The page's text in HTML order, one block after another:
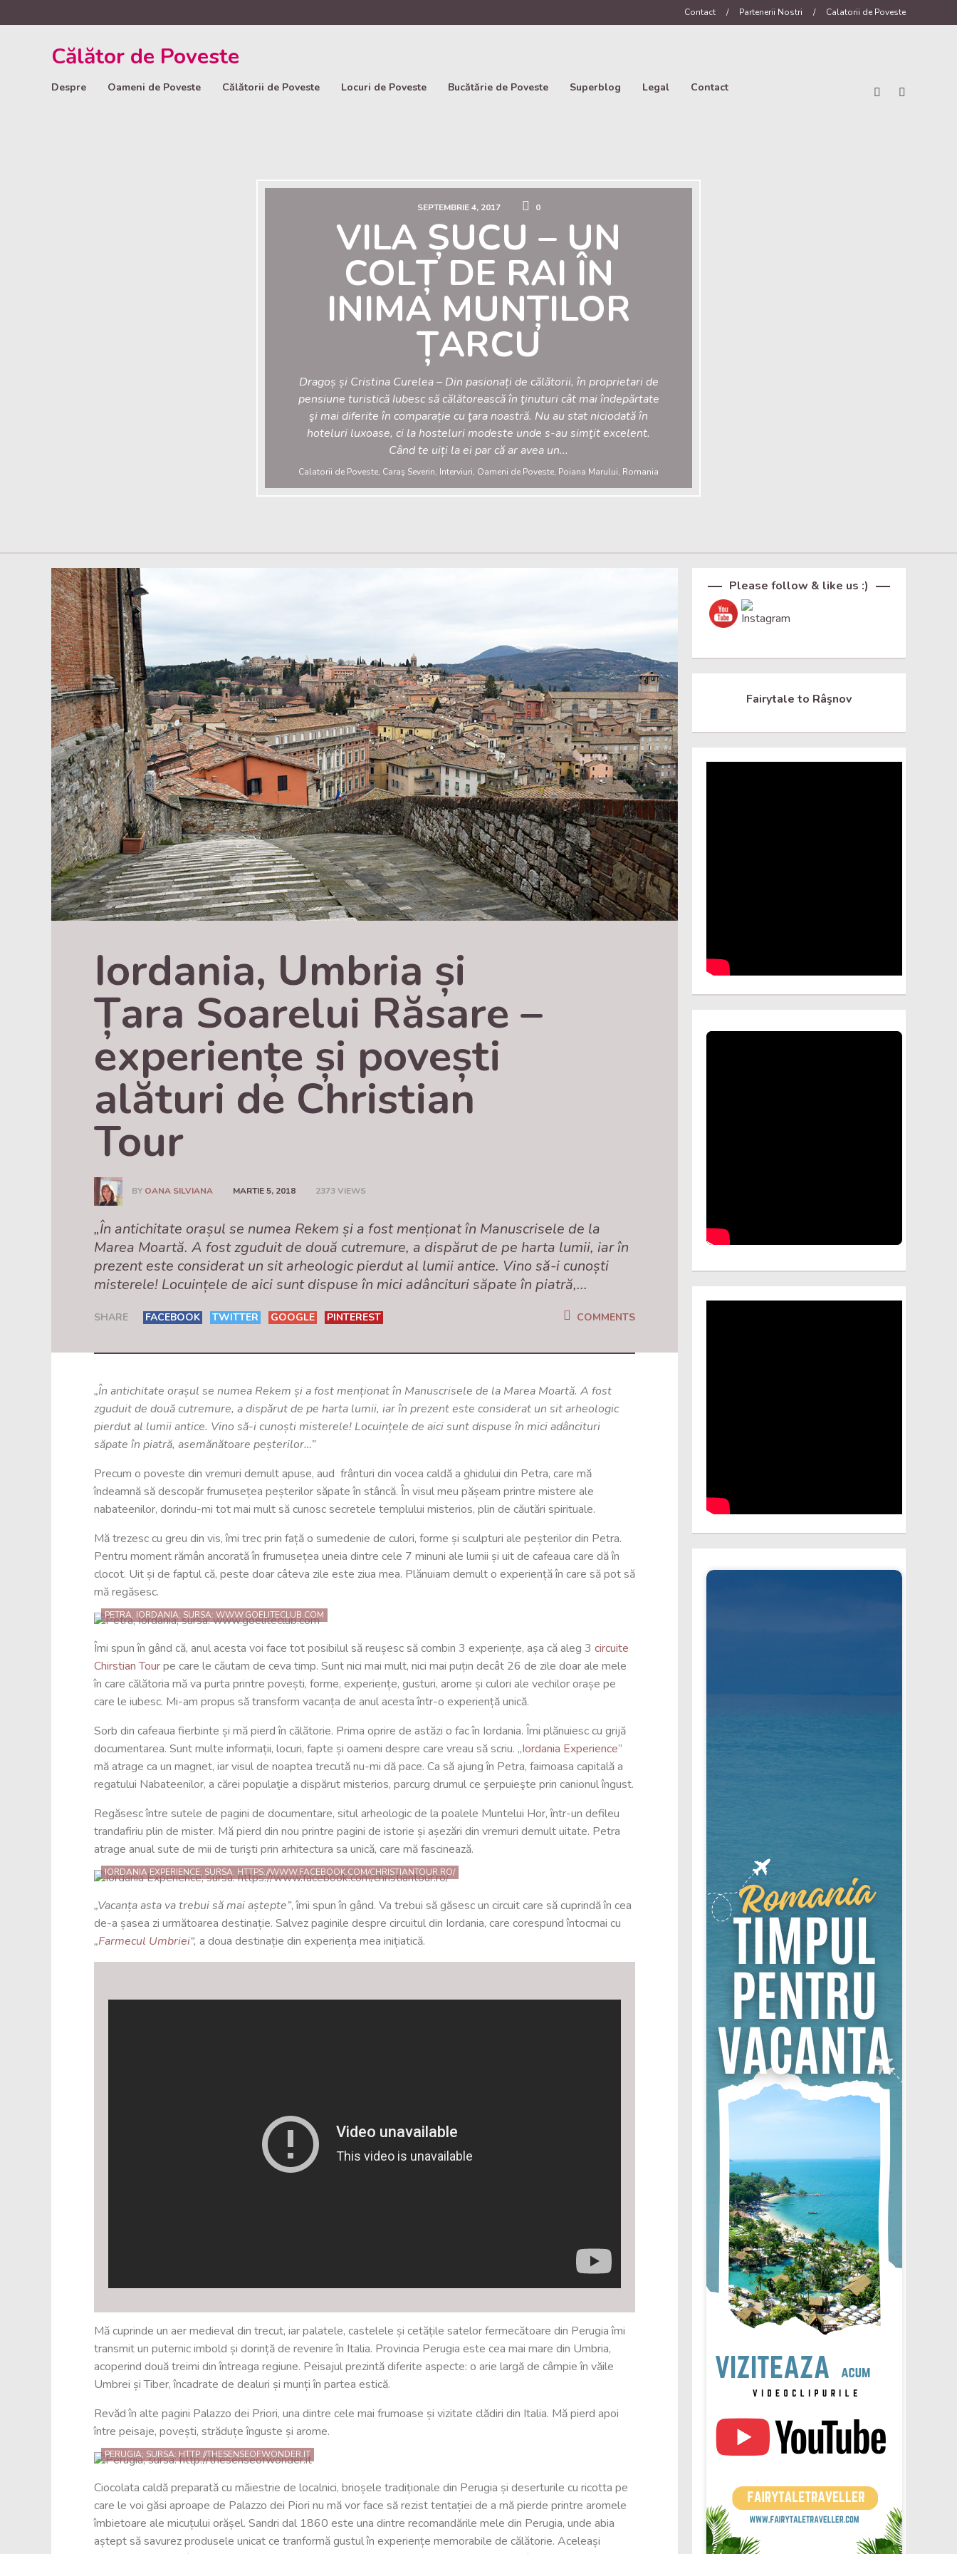
Contact / Partenerii Nostri / Calatorii de Poveste
Călător de Poveste
Despre Oameni de Poveste Călătorii de Poveste Locuri de Poveste Bucătărie de Poveste Superblog Legal Contact
SEPTEMBRIE 4, 2017 0
VILA ȘUCU – UN
COLȚ DE RAI ÎN
INIMA MUNȚILOR
ȚARCU
Dragoș și Cristina Curelea – Din pasionați de călătorii, în proprietari de
pensiune turistică Iubesc să călătorească în ţinuturi cât mai îndepărtate
şi mai diferite în comparație cu ţara noastră. Nu au stat niciodată în
hoteluri luxoase, ci la hosteluri modeste unde s-au simţit excelent.
Când te uiți la ei par că ar avea un...
Calatorii de Poveste, Caraş Severin, Interviuri, Oameni de Poveste, Poiana Marului, Romania
Iordania, Umbria și
Țara Soarelui Răsare –
experiențe și povești
alături de Christian
Tour
BY OANA SILVIANA MARTIE 5, 2018 2373 VIEWS
„În antichitate orașul se numea Rekem și a fost menționat în Manuscrisele de la
Marea Moartă. A fost zguduit de două cutremure, a dispărut de pe harta lumii, iar în
prezent este considerat un sit arheologic pierdut al lumii antice. Vino să-i cunoști
misterele! Locuințele de aici sunt dispuse în mici adâncituri săpate în piatră,...
SHARE FACEBOOK TWITTER GOOGLE PINTEREST COMMENTS
„În antichitate orașul se numea Rekem și a fost menționat în Manuscrisele de la Marea Moartă. A fost
zguduit de două cutremure, a dispărut de pe harta lumii, iar în prezent este considerat un sit arheologic
pierdut al lumii antice. Vino să-i cunoști misterele! Locuințele de aici sunt dispuse în mici adâncituri
săpate în piatră, asemănătoare peșterilor…”
Precum o poveste din vremuri demult apuse, aud frânturi din vocea caldă a ghidului din Petra, care mă
îndeamnă să descopăr frumusețea peșterilor săpate în stâncă. În visul meu pășeam printre mistere ale
nabateenilor, dorindu-mi tot mai mult să cunosc secretele templului misterios, plin de căutări spirituale.
Mă trezesc cu greu din vis, îmi trec prin față o sumedenie de culori, forme și sculpturi ale peșterilor din Petra.
Pentru moment rămân ancorată în frumusețea uneia dintre cele 7 minuni ale lumii și uit de cafeaua care dă în
clocot. Uit și de faptul că, peste doar câteva zile este ziua mea. Plănuiam demult o experiență în care să pot să
mă regăsesc.
PETRA, IORDANIA; SURSA: WWW.GOELITECLUB.COM
Îmi spun în gând că, anul acesta voi face tot posibilul să reușesc să combin 3 experiențe, așa că aleg 3 circuite
Chirstian Tourpe care le căutam de ceva timp. Sunt nici mai mult, nici mai puțin decât 26 de zile doar ale mele
în care călătoria mă va purta printre povești, forme, experiențe, gusturi, arome și culori ale vechilor orașe pe
care le iubesc. Mi-am propus să transform vacanța de anul acesta într-o experiență unică.
Sorb din cafeaua fierbinte și mă pierd în călătorie. Prima oprire de astăzi o fac în Iordania. Îmi plănuiesc cu grijă
documentarea. Sunt multe informații, locuri, fapte și oameni despre care vreau să scriu. „Iordania Experience”
mă atrage ca un magnet, iar visul de noaptea trecută nu-mi dă pace. Ca să ajung în Petra, faimoasa capitală a
regatului Nabateenilor, a cărei populaţie a dispărut misterios, parcurg drumul ce şerpuieşte prin canionul îngust.
Regăsesc între sutele de pagini de documentare, situl arheologic de la poalele Muntelui Hor, într-un defileu
trandafiriu plin de mister. Mă pierd din nou printre pagini de istorie și așezări din vremuri demult uitate. Petra
atrage anual sute de mii de turişti prin arhitectura sa unică, care mă fascinează.
IORDANIA EXPERIENCE; SURSA: HTTPS://WWW.FACEBOOK.COM/CHRISTIANTOUR.RO/
„Vacanța asta va trebui să mai aștepte”, îmi spun în gând. Va trebui să găsesc un circuit care să cuprindă în cea
de-a șasea zi următoarea destinație. Salvez paginile despre circuitul din Iordania, care corespund întocmai cu
„Farmecul Umbriei“, a doua destinație din experiența mea inițiatică.
Mă cuprinde un aer medieval din trecut, iar palatele, castelele și cetățile satelor fermecătoare din Perugia îmi
transmit un puternic imbold și dorință de revenire în Italia. Provincia Perugia este cea mai mare din Umbria,
acoperind două treimi din întreaga regiune. Peisajul prezintă diferite aspecte: o arie largă de câmpie în văile
Umbrei și Tiber, încadrate de dealuri și munți în partea estică.
Revăd în alte pagini Palazzo dei Priori, una dintre cele mai frumoase și vizitate clădiri din Italia. Mă pierd apoi
între peisaje, povești, străduțe înguste și arome.
PERUGIA; SURSA: HTTP://THESENSEOFWONDER.IT
Ciocolata caldă preparată cu măiestrie de localnici, brioșele tradiționale din Perugia și deserturile cu ricotta pe
care le voi găsi aproape de Palazzo dei Piori nu mă vor face să rezist tentației de a mă pierde printre aromele
îmbietoare ale micuțului orășel. Sandri dal 1860 este una dintre recomandările mele din Perugia, unde abia
aștept să savurez produsele unicat ce tranformă gustul în experiențe memorabile de călătorie. Aceleași
Please follow & like us :)
Fairytale to Râşnov